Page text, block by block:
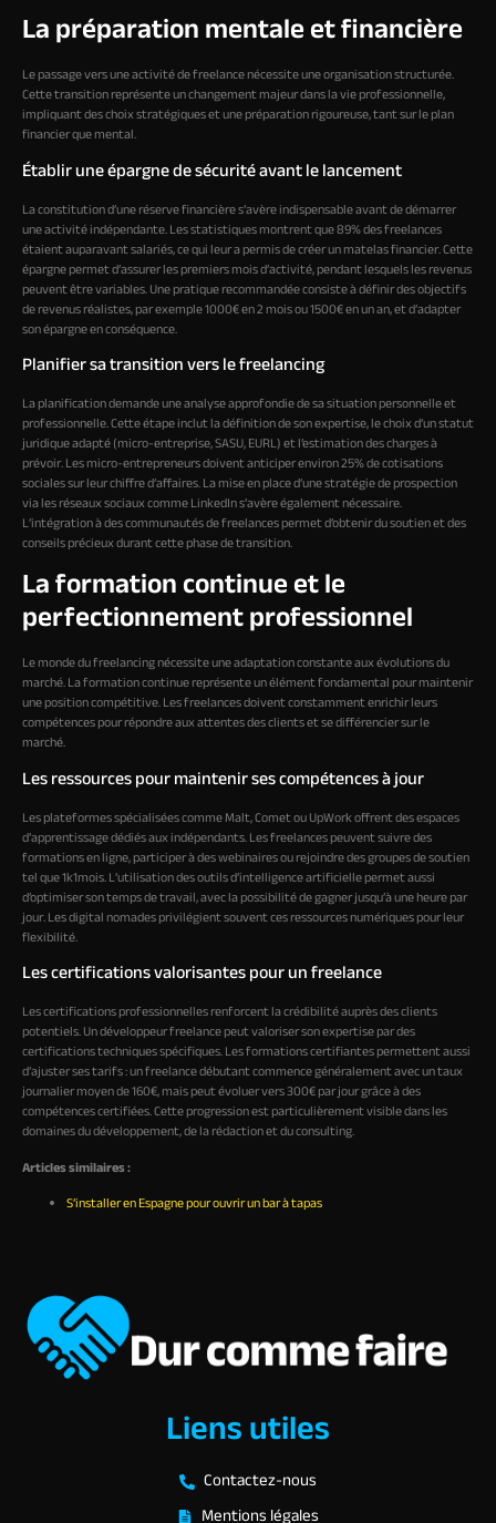
La préparation mentale et financière
Le passage vers une activité de freelance nécessite une organisation structurée.
Cette transition représente un changement majeur dans la vie professionnelle,
impliquant des choix stratégiques et une préparation rigoureuse, tant sur le plan
financier que mental.
Établir une épargne de sécurité avant le lancement
La constitution d’une réserve financière s’avère indispensable avant de démarrer
une activité indépendante. Les statistiques montrent que 89% des freelances
étaient auparavant salariés, ce qui leur a permis de créer un matelas financier. Cette
épargne permet d’assurer les premiers mois d’activité, pendant lesquels les revenus
peuvent être variables. Une pratique recommandée consiste à définir des objectifs
de revenus réalistes, par exemple 1000€ en 2 mois ou 1500€ en un an, et d’adapter
son épargne en conséquence.
Planifier sa transition vers le freelancing
La planification demande une analyse approfondie de sa situation personnelle et
professionnelle. Cette étape inclut la définition de son expertise, le choix d’un statut
juridique adapté (micro-entreprise, SASU, EURL) et l’estimation des charges à
prévoir. Les micro-entrepreneurs doivent anticiper environ 25% de cotisations
sociales sur leur chiffre d’affaires. La mise en place d’une stratégie de prospection
via les réseaux sociaux comme LinkedIn s’avère également nécessaire.
L’intégration à des communautés de freelances permet d’obtenir du soutien et des
conseils précieux durant cette phase de transition.
La formation continue et le
perfectionnement professionnel
Le monde du freelancing nécessite une adaptation constante aux évolutions du
marché. La formation continue représente un élément fondamental pour maintenir
une position compétitive. Les freelances doivent constamment enrichir leurs
compétences pour répondre aux attentes des clients et se différencier sur le
marché.
Les ressources pour maintenir ses compétences à jour
Les plateformes spécialisées comme Malt, Comet ou UpWork offrent des espaces
d’apprentissage dédiés aux indépendants. Les freelances peuvent suivre des
formations en ligne, participer à des webinaires ou rejoindre des groupes de soutien
tel que 1k1mois. L’utilisation des outils d’intelligence artificielle permet aussi
d’optimiser son temps de travail, avec la possibilité de gagner jusqu’à une heure par
jour. Les digital nomades privilégient souvent ces ressources numériques pour leur
flexibilité.
Les certifications valorisantes pour un freelance
Les certifications professionnelles renforcent la crédibilité auprès des clients
potentiels. Un développeur freelance peut valoriser son expertise par des
certifications techniques spécifiques. Les formations certifiantes permettent aussi
d’ajuster ses tarifs : un freelance débutant commence généralement avec un taux
journalier moyen de 160€, mais peut évoluer vers 300€ par jour grâce à des
compétences certifiées. Cette progression est particulièrement visible dans les
domaines du développement, de la rédaction et du consulting.
Articles similaires :
S’installer en Espagne pour ouvrir un bar à tapas
Liens utiles
Contactez-nous
Mentions légales